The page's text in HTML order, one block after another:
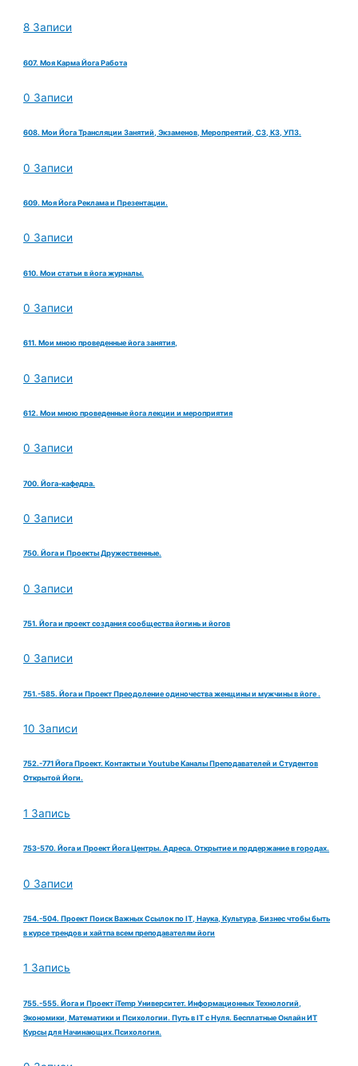
8 Записи
607. Моя Карма Йога Работа
0 Записи
608. Мои Йога Трансляции Занятий, Экзаменов, Меропреятий, СЗ, КЗ, УПЗ.
0 Записи
609. Моя Йога Реклама и Презентации.
0 Записи
610. Мои статьи в йога журналы.
0 Записи
611. Мои мною проведенные йога занятия,
0 Записи
612. Мои мною проведенные йога лекции и мероприятия
0 Записи
700. Йога-кафедра.
0 Записи
750. Йога и Проекты Дружественные.
0 Записи
751. Йога и проект создания сообщества йогинь и йогов
0 Записи
751.-585. Йога и Проект Преодоление одиночества женщины и мужчины в йоге .
10 Записи
752.-771 Йога Проект. Контакты и Youtube Каналы Преподавателей и Студентов
Открытой Йоги.
1 Запись
753-570. Йога и Проект Йога Центры. Адреса. Открытие и поддержание в городах.
0 Записи
754.-504. Проект Поиск Важных Ссылок по IT, Наука, Культура, Бизнес чтобы быть
в курсе трендов и хайтпа всем преподавателям йоги
1 Запись
755.-555. Йога и Проект iTemp Университет. Информационных Технологий,
Экономики, Математики и Психологии. Путь в IT с Нуля. Бесплатные Онлайн ИТ
Курсы для Начинающих.Психология.